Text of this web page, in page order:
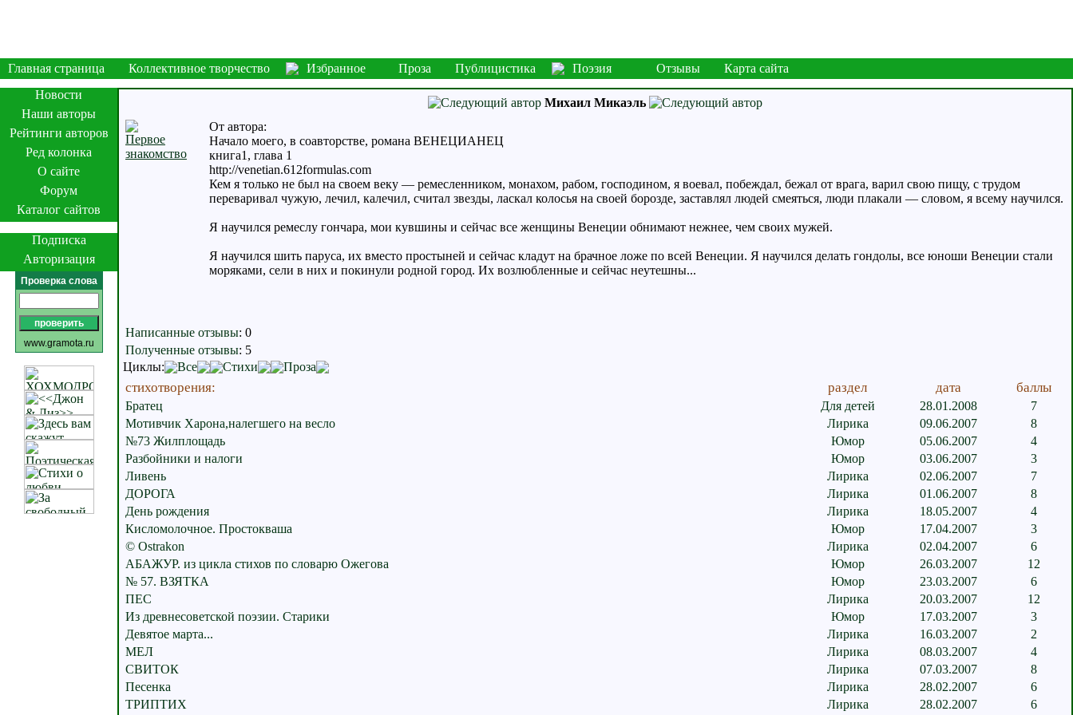
Главная страница Коллективное творчество Избранное Проза Публицистика Поэзия Отзывы
Карта сайта
Новости
Наши авторы
Рейтинги авторов
Ред колонка
О сайте
Форум
Каталог сайтов
Подписка
Авторизация
Проверка слова
www.gramota.ru
Михаил Микаэль
Первое
знакомство
От автора:
Начало моего, в соавторстве, романа ВЕНЕЦИАНЕЦ
книга1, глава 1
http://venetian.612formulas.com
Кем я только не был на своем веку — ремесленником, монахом, рабом, господином, я воевал, побеждал, бежал от врага, варил свою пищу, с трудом
переваривал чужую, лечил, калечил, считал звезды, ласкал колосья на своей борозде, заставлял людей смеяться, люди плакали — словом, я всему научился.
Я научился ремеслу гончара, мои кувшины и сейчас все женщины Венеции обнимают нежнее, чем своих мужей.
Я научился шить паруса, их вместо простыней и сейчас кладут на брачное ложе по всей Венеции. Я научился делать гондолы, все юноши Венеции стали
моряками, сели в них и покинули родной город. Их возлюбленные и сейчас неутешны...
Написанные отзывы: 0
Полученные отзывы: 5
Циклы:
Все Стихи Проза
стихотворения: раздел дата баллы
Братец Для детей 28.01.2008
7
Мотивчик Харона,налегшего на весло
Лирика 09.06.2007
8
№73 Жилплощадь
Юмор 05.06.2007
4
Разбойники и налоги
Юмор 03.06.2007
3
Ливень
Лирика 02.06.2007
7
ДОРОГА
Лирика 01.06.2007
8
День рождения
Лирика 18.05.2007
4
Кисломолочное. Простокваша
Юмор 17.04.2007
3
© Ostrakon
Лирика 02.04.2007
6
АБАЖУР. из цикла стихов по словарю Ожегова
Юмор 26.03.2007
12
№ 57. ВЗЯТКА
Юмор 23.03.2007
6
ПЕС
Лирика 20.03.2007
12
Из древнесоветской поэзии. Старики
Юмор 17.03.2007
3
Девятое марта...
Лирика 16.03.2007
2
МЕЛ
Лирика 08.03.2007
4
СВИТОК
Лирика 07.03.2007
8
Песенка
Лирика 28.02.2007
6
ТРИПТИХ
Лирика 28.02.2007 6